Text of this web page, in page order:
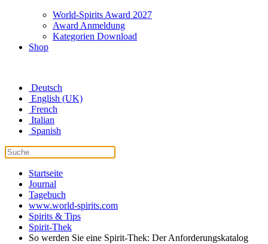
World-Spirits Award 2027
Award Anmeldung
Kategorien Download
Shop
Deutsch
English (UK)
French
Italian
Spanish
Startseite
Journal
Tagebuch
www.world-spirits.com
Spirits & Tips
Spirit-Thek
So werden Sie eine Spirit-Thek: Der Anforderungskatalog